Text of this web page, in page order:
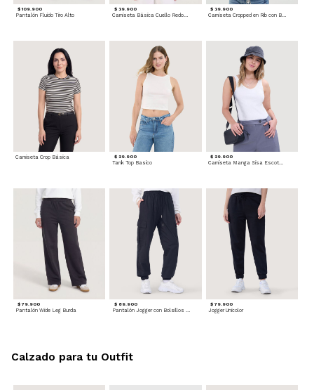
$ 109.900
Pantalón Fluido Tiro Alto
$ 39.900
Camiseta Básica Cuello Redondo
$ 39.900
Camiseta Cropped en Rib con Botones
Camiseta Crop Básica $ 29.900
Tank Top Basico
$ 29.900
Camiseta Manga Sisa Escotada
$ 79.900
Pantalón Wide Leg Burda
$ 89.900 $ 79.900
Jogger Unicolor
Calzado para tu Outfit